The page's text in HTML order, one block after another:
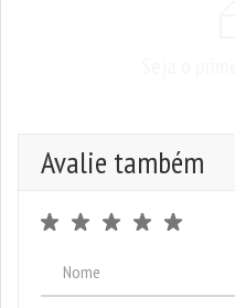
Avalie também